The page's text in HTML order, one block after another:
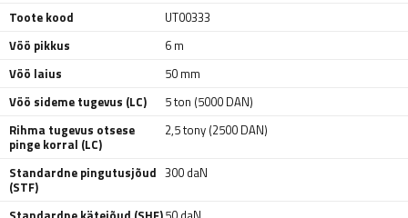
Toote kood
UT00333
Vöö pikkus
6 m
Vöö laius
50 mm
Vöö sideme tugevus (LC)
5 ton (5000 DAN)
Rihma tugevus otsese
pinge korral (LC)
2,5 tony (2500 DAN)
Standardne pingutusjõud
(STF)
300 daN